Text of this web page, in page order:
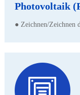
Photovoltaik
● Zeichnen/Zeichnen